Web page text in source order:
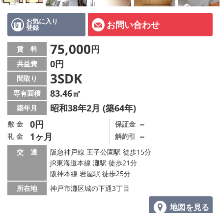
お気に入り
登録 お問い合わせ
賃 料 75,000円
共益費 0円
間取り 3SDK
専有面積 83.46㎡
築年月 昭和38年2月 (築64年)
敷 金 0円
礼 金 1ヶ月
保証金 －
解約引 －
交 通
阪急神戸線 王子公園駅 徒歩15分
JR東海道本線 灘駅 徒歩21分
阪神本線 岩屋駅 徒歩25分
所在地
神戸市灘区城の下通3丁目
地図を見る